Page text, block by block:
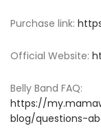
Purchase link:
Official Website: ​
Belly Band FAQ:
https://
blog/questions-